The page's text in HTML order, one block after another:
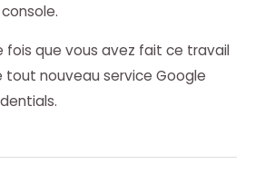
fois que vous avez fait ce travail
tout nouveau service Google